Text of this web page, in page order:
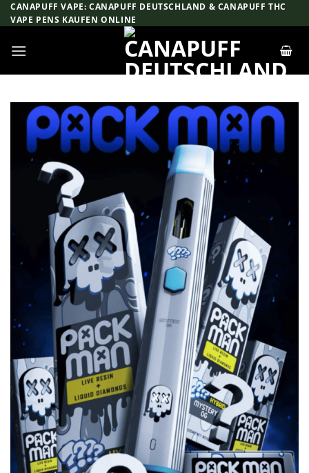
Zum
Inhalt
CANAPUFF VAPE: CANAPUFF DEUTSCHLAND & CANAPUFF THC
VAPE PENS KAUFEN ONLINE